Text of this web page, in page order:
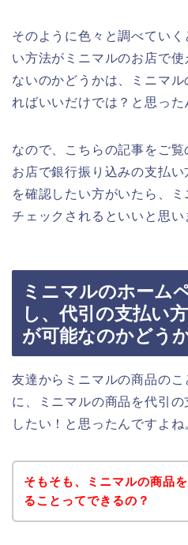
そのように色々と調べてい
い方法がミニマルのお店で使
ないのかどうかは、ミニマ
ればいいだけでは？と思った
なので、こちらの記事をご
お店で銀行振り込みの支払
を確認したい方がいたら、
チェックされるといいと思い
ミニマルのホーム
し、代引の支払い
が可能なのかどう
友達からミニマルの商品の
に、ミニマルの商品を代引
したい！と思ったんですよね
そもそも、ミニマルの商品
ることってできるの？